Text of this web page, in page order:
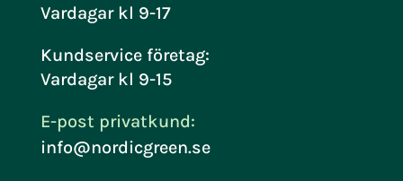
Vardagar kl 9-17
Kundservice företag:
Vardagar kl 9-15
E-post privatkund:
info@nordicgreen.se